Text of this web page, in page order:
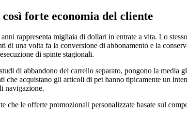
forte economia del cliente
rappresenta migliaia di dollari in entrate a vita. Lo
una volta fa la conversione di abbonamento e la
di spinte stagionali.
di abbandono del carrello separato, pongono la
che acquistano gli articoli di pet hanno tipicamente un
navigazione.
le offerte promozionali personalizzate basate sul